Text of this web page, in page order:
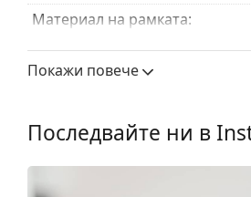
Материал на рамката:
Размер:
Ширина:
Ширина на моста:
Тегло:
Покажи повече
Последвайте ни в